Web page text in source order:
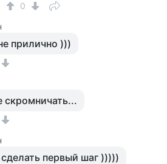
0
прилично )))
скромничать...
первый шаг )))))